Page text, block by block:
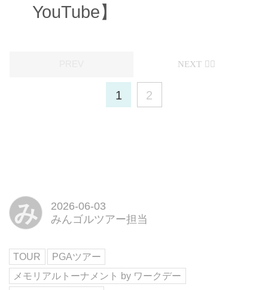
YouTube】
1 2
み
2026-06-03
みんゴルツアー担当
TOUR
PGAツアー
メモリアルトーナメント by ワークデー